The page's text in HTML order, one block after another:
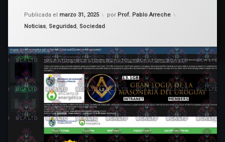
Publicada el marzo 31, 2025
Actualizado el marzo 31, 2025
por Prof. Pablo Arreche
Categorías:
Noticias, Seguridad, Sociedad
información:
personales,
de
Zoom,
documentos
confidenciales
y
más…